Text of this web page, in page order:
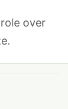
over